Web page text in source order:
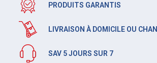
PRODUITS GARANTIS
LIVRAISON À DOMICILE OU
SAV 5 JOURS SUR 7